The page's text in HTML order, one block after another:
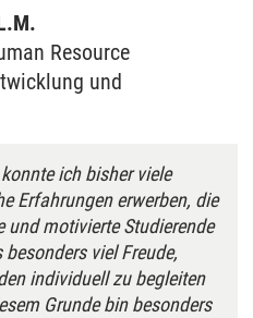
Resource
und
ich bisher viele
Erfahrungen erwerben, die
und motivierte Studierende
viel Freude,
individuell zu begleiten
Grunde bin besonders